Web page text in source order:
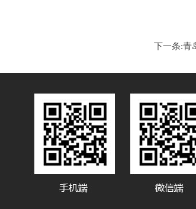
下一条:青